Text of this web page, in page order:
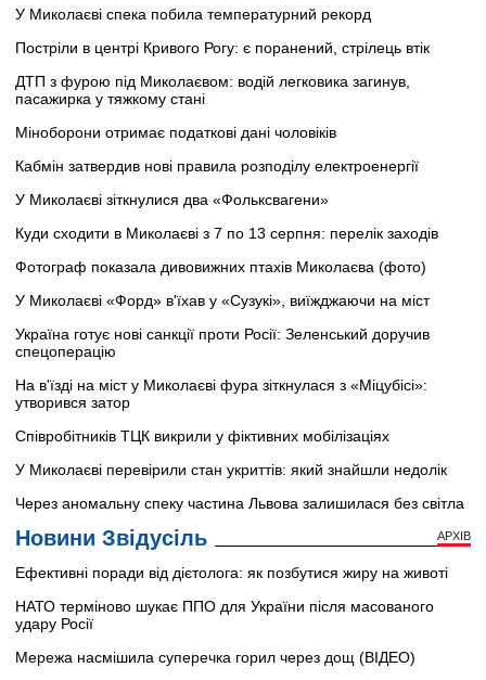
У Миколаєві спека побила температурний рекорд
Постріли в центрі Кривого Рогу: є поранений, стрілець втік
ДТП з фурою під Миколаєвом: водій легковика загинув,
пасажирка у тяжкому стані
Міноборони отримає податкові дані чоловіків
Кабмін затвердив нові правила розподілу електроенергії
У Миколаєві зіткнулися два «Фольксвагени»
Куди сходити в Миколаєві з 7 по 13 серпня: перелік заходів
Фотограф показала дивовижних птахів Миколаєва (фото)
У Миколаєві «Форд» в'їхав у «Сузукі», виїжджаючи на міст
Україна готує нові санкції проти Росії: Зеленський доручив
спецоперацію
На в'їзді на міст у Миколаєві фура зіткнулася з «Міцубісі»:
утворився затор
Співробітників ТЦК викрили у фіктивних мобілізаціях
У Миколаєві перевірили стан укриттів: який знайшли недолік
Через аномальну спеку частина Львова залишилася без світла
Новини Звідусіль АРХІВ
Ефективні поради від дієтолога: як позбутися жиру на животі
НАТО терміново шукає ППО для України після масованого
удару Росії
Мережа насмішила суперечка горил через дощ (ВІДЕО)